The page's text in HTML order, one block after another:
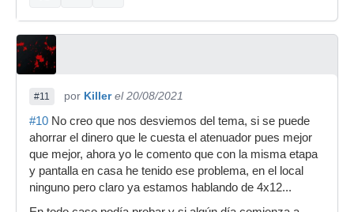
#11 por Killer el 20/08/2021
#10 No creo que nos desviemos del tema, si se puede
ahorrar el dinero que le cuesta el atenuador pues mejor
que mejor, ahora yo le comento que con la misma etapa
y pantalla en casa he tenido ese problema, en el local
ninguno pero claro ya estamos hablando de 4x12...